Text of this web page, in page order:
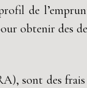
de
obtenir des
sont des